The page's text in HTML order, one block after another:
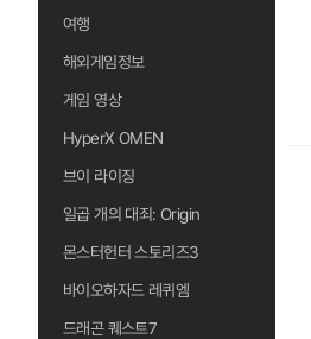
여행
해외게임정보
게임 영상
HyperX OMEN
브이 라이징
일곱 개의 대죄: Origin
몬스터헌터 스토리즈3
바이오하자드 레퀴엠
드래곤 퀘스트7